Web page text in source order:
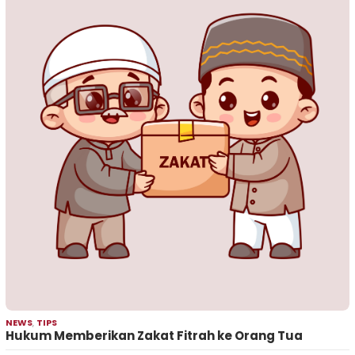
NEWS, TIPS
Hukum Memberikan Zakat Fitrah ke Orang Tua